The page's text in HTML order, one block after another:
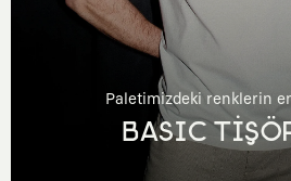
Paletimizdeki renklerin
BASIC